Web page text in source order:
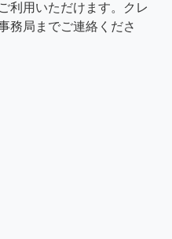
利用いただけます。クレ
務局までご連絡くださ